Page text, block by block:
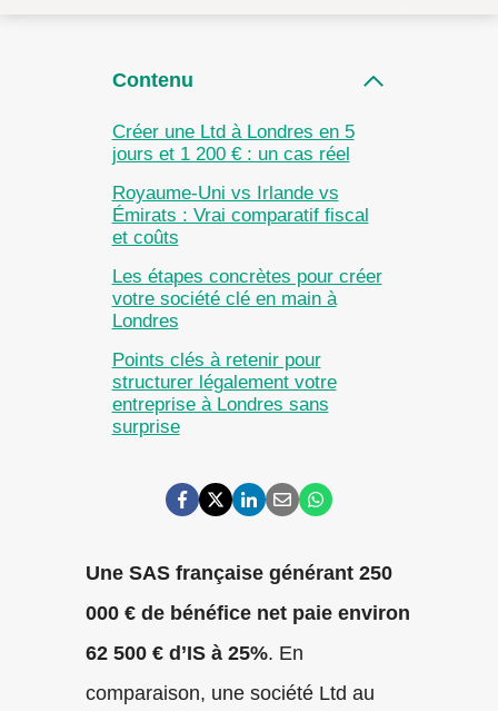
Contenu
Créer une Ltd à Londres en 5
jours et 1 200 € : un cas réel
Royaume-Uni vs Irlande vs
Émirats : Vrai comparatif fiscal
et coûts
Les étapes concrètes pour créer
votre société clé en main à
Londres
Points clés à retenir pour
structurer légalement votre
entreprise à Londres sans
surprise
Une SAS française générant 250
000 € de bénéfice net paie environ
62 500 € d’IS à 25%. En
comparaison, une société Ltd au